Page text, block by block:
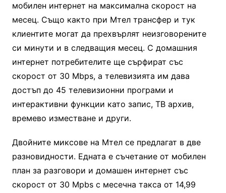
мобилен интернет на максимална скорост на
месец. Също както при Мтел трансфер и тук
клиентите могат да прехвърлят неизговорените
си минути и в следващия месец. С домашния
интернет потребителите ще сърфират със
скорост от 30 Mbps, а телевизията им дава
достъп до 45 телевизионни програми и
интерактивни функции като запис, ТВ архив,
времево изместване и други.
Двойните миксове на Мтел се предлагат в две
разновидности. Едната е съчетание от мобилен
план за разговори и домашен интернет със
скорост от 30 Mpbs с месечна такса от 14,99